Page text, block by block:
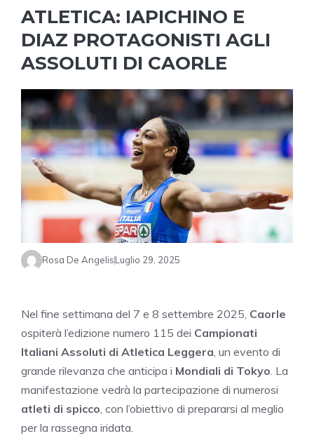
ATLETICA: IAPICHINO E
DIAZ PROTAGONISTI AGLI
ASSOLUTI DI CAORLE
Rosa De AngelisLuglio 29, 2025
Nel fine settimana del 7 e 8 settembre 2025, Caorle
ospiterà l’edizione numero 115 dei Campionati
Italiani Assoluti di Atletica Leggera , un evento di
grande rilevanza che anticipa i Mondiali di Tokyo . La
manifestazione vedrà la partecipazione di numerosi
atleti di spicco , con l’obiettivo di prepararsi al meglio
per la rassegna iridata.